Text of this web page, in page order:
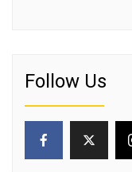
Follow Us